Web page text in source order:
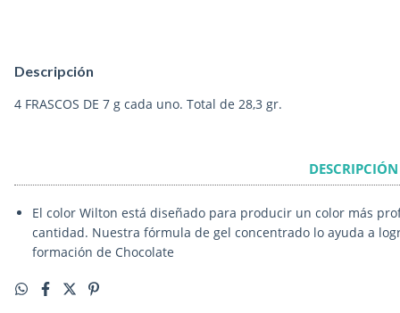
Descripción
4 FRASCOS DE 7 g cada uno. Total de 28,3 gr.
DESCRIPCIÓN
El color Wilton está diseñado para producir un color más
cantidad. Nuestra fórmula de gel concentrado lo ayuda a
formación de Chocolate